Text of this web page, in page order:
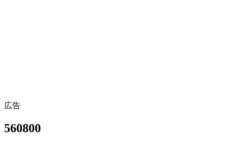
広告
560800